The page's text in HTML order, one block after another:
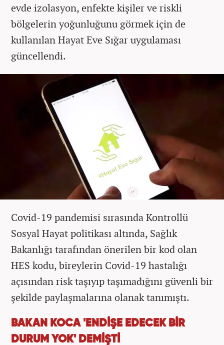
evde izolasyon, enfekte kişiler ve riskli
bölgelerin yoğunluğunu görmek için de
kullanılan Hayat Eve Sığar uygulaması
güncellendi.
Covid-19 pandemisi sırasında Kontrollü
Sosyal Hayat politikası altında, Sağlık
Bakanlığı tarafından önerilen bir kod olan
HES kodu, bireylerin Covid-19 hastalığı
açısından risk taşıyıp taşımadığını güvenli bir
şekilde paylaşmalarına olanak tanımıştı.
BAKAN KOCA 'ENDİŞE EDECEK BİR
DURUM YOK' DEMİŞTİ